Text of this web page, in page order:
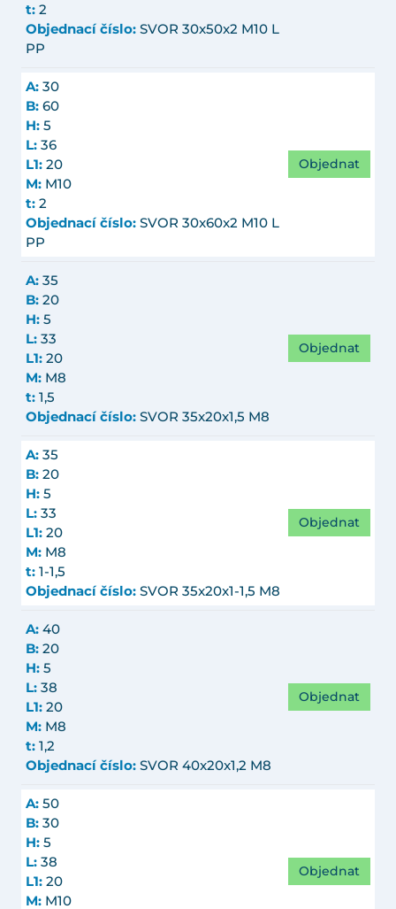
t: 2
Objednací číslo: SVOR 30x50x2 M10 L
PP
A: 30
B: 60
H: 5
L: 36
L1: 20
M: M10
t: 2
Objednací číslo: SVOR 30x60x2 M10 L
PP
Objednat
A: 35
B: 20
H: 5
L: 33
L1: 20
M: M8
t: 1,5
Objednací číslo: SVOR 35x20x1,5 M8
Objednat
A: 35
B: 20
H: 5
L: 33
L1: 20
M: M8
t: 1-1,5
Objednací číslo: SVOR 35x20x1-1,5 M8
Objednat
A: 40
B: 20
H: 5
L: 38
L1: 20
M: M8
t: 1,2
Objednací číslo: SVOR 40x20x1,2 M8
Objednat
A: 50
B: 30
H: 5
L: 38
L1: 20
M: M10
Objednat